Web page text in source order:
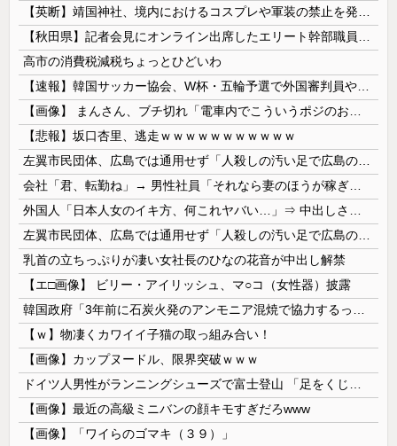
高市の消費税減税ちょっとひどいわ
【悲報】坂口杏里、逃走ｗｗｗｗｗｗｗｗｗｗｗ
乳首の立ちっぷりが凄い女社長のひなの花音が中出し解禁
【エ□画像】 ビリー・アイリッシュ、マ○コ（女性器）披露
【ｗ】物凄くカワイイ子猫の取っ組み合い！
【画像】カップヌードル、限界突破ｗｗｗ
【画像】最近の高級ミニバンの顔キモすぎだろwww
【画像】「ワイらのゴマキ（３９）」